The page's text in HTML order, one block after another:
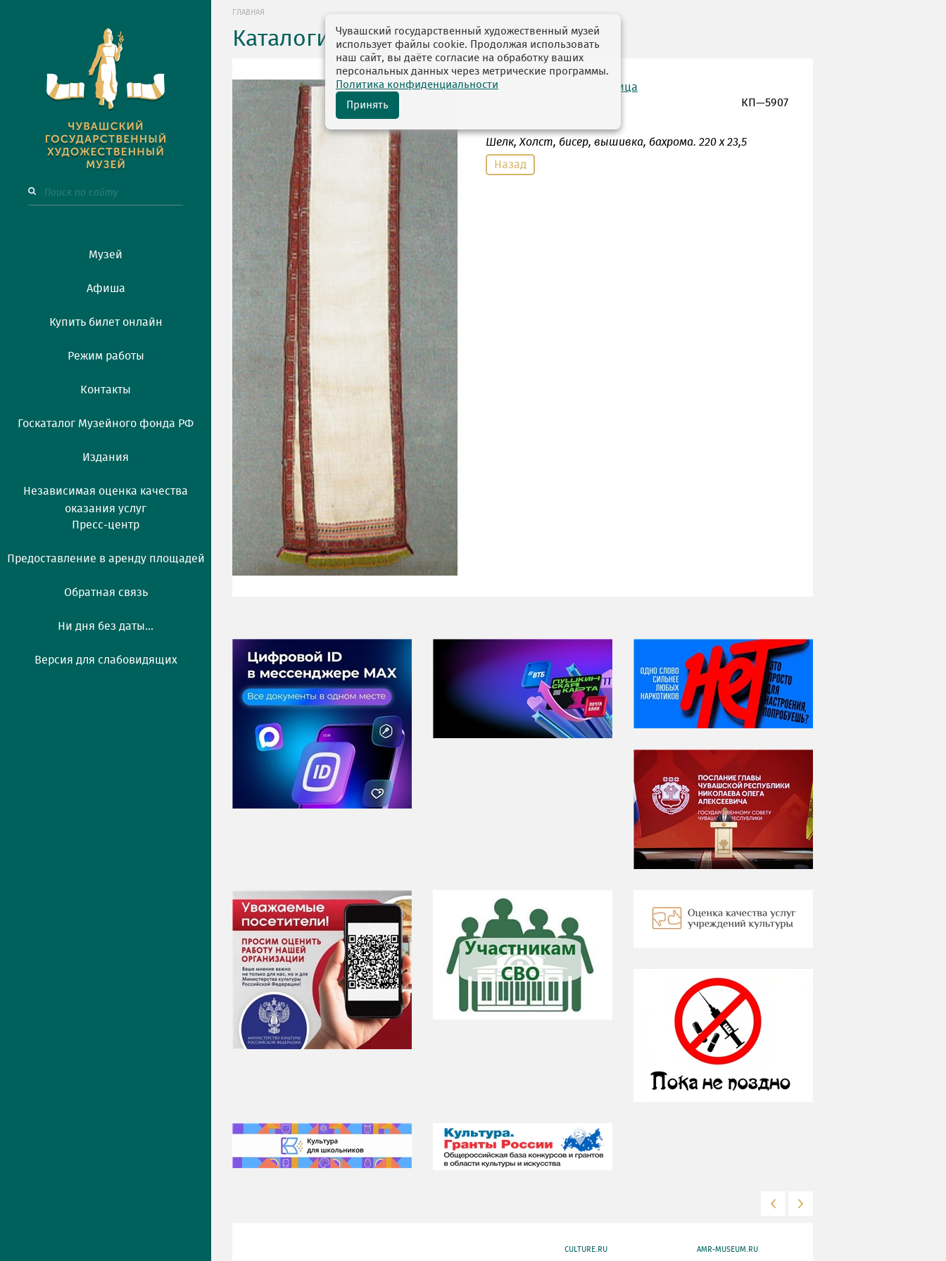
Музей
Афиша
Купить билет онлайн
Режим работы
Контакты
Госкаталог Музейного фонда РФ
Издания
Независимая оценка качества
оказания услуг
Пресс-центр
Предоставление в аренду площадей
Обратная связь
Ни дня без даты...
Версия для слабовидящих
ГЛАВНАЯ
Каталоги выставок
автор: Народная мастерица
КП—5907
Шелк, Холст, бисер, вышивка, бахрома. 220 х 23,5
Назад
НИ ДНЯ БЕЗ ДАТЫ...
06 августа
Яков Яковлевич
Вебер
CULTURE.RU AMR-MUSEUM.RU
Чувашский государственный художественный музей
использует файлы cookie. Продолжая использовать
наш сайт, вы даёте согласие на обработку ваших
персональных данных через метрические программы.
Политика конфиденциальности
Принять